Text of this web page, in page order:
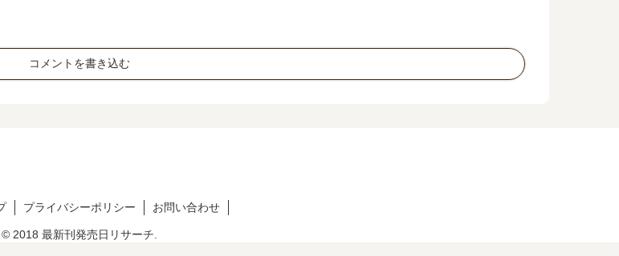
コメントを書き込む
プライバシーポリシー お問い合わせ
© 2018 最新刊発売日リサーチ.